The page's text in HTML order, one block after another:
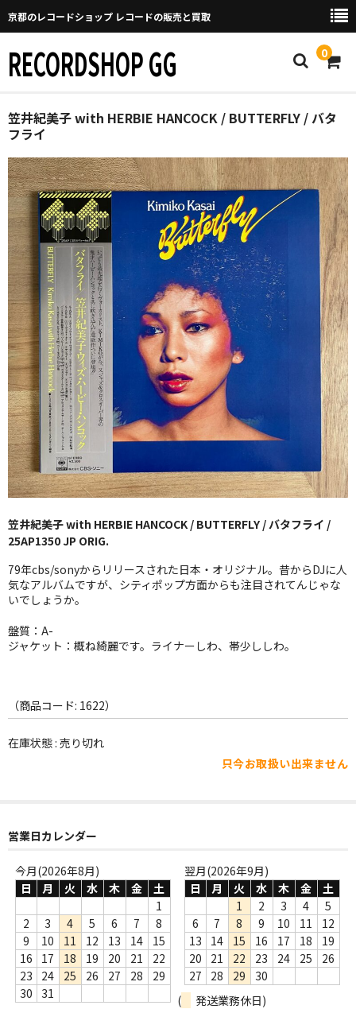
京都のレコードショップ レコードの販売と買取
RECORDSHOP GG 0
Home
GGについて
買取について
取り置きなどについて
Categories
New Arrivals
新譜
GG RECORD （当店のレーベル）
全商品
JAZZ-US
BLUE NOTE
JAZZ-EU
JAZZ-JP
JAZZ-VOCAL
ROCK
WORLD
その他
Webのみ no.2
Webのみ no.3
Webのみ no.4
売り切れ
笠井紀美子 with HERBIE HANCOCK / BUTTERFLY / バタ
フライ
笠井紀美子 with HERBIE HANCOCK / BUTTERFLY / バタフライ /
25AP1350 JP ORIG.
79年cbs/sonyからリリースされた日本・オリジナル。昔からDJに人
気なアルバムですが、シティポップ方面からも注目されてんじゃな
いでしょうか。
盤質：A-
ジャケット：概ね綺麗です。ライナーしわ、帯少ししわ。
（商品コード: 1622）
在庫状態 : 売り切れ
只今お取扱い出来ません
営業日カレンダー
今月(2026年8月)
日
月 火 水 木 金
土
1
2
3 4 5 6 7
8
9
10 11 12 13 14
15
16
17 18 19 20 21
22
23
24 25 26 27 28
29
30
31
翌月(2026年9月)
日
月 火 水 木 金
土
1
2 3 4
5
6
7 8 9 10 11
12
13
14 15 16 17 18
19
20
21 22 23 24 25
26
27
28 29
30
(
発送業務休日)